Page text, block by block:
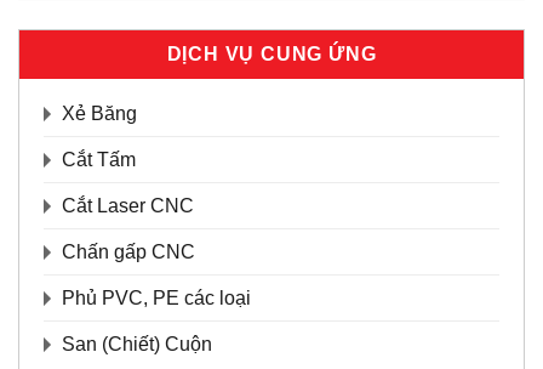
DỊCH VỤ CUNG ỨNG
Xẻ Băng
Cắt Tấm
Cắt Laser CNC
Chấn gấp CNC
Phủ PVC, PE các loại
San (Chiết) Cuộn